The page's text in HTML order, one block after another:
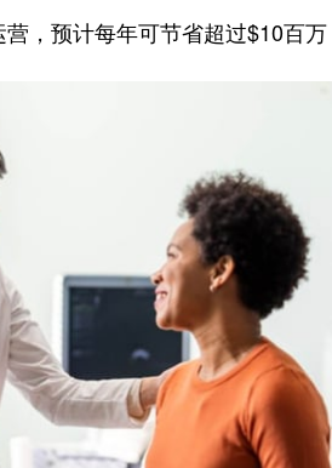
，预计每年可节省超过$10百万